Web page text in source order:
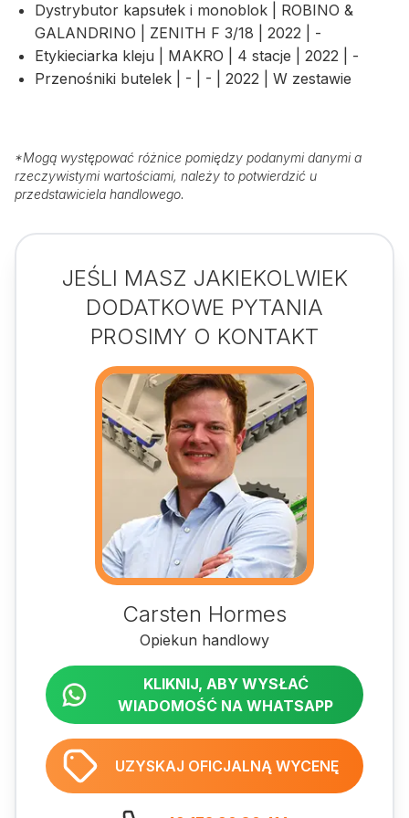
Dystrybutor kapsułek i monoblok | ROBINO &
GALANDRINO | ZENITH F 3/18 | 2022 | -
Etykieciarka kleju | MAKRO | 4 stacje | 2022 | -
Przenośniki butelek | - | - | 2022 | W zestawie
*Mogą występować różnice pomiędzy podanymi danymi a
rzeczywistymi wartościami, należy to potwierdzić u
przedstawiciela handlowego.
JEŚLI MASZ JAKIEKOLWIEK
DODATKOWE PYTANIA
PROSIMY O KONTAKT
Carsten Hormes
Opiekun handlowy
KLIKNIJ, ABY WYSŁAĆ
WIADOMOŚĆ NA WHATSAPP
UZYSKAJ OFICJALNĄ WYCENĘ